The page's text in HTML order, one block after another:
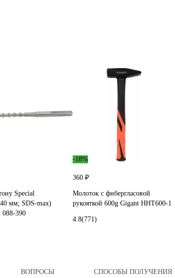
Special
мм; SDS-max)
088-390
-18%
360 ₽
Молоток с фибергласовой
рукояткой 600g Gigant HHT600-1
4.8(771)
ВОПРОСЫ СПОСОБЫ ПОЛУЧЕНИЯ